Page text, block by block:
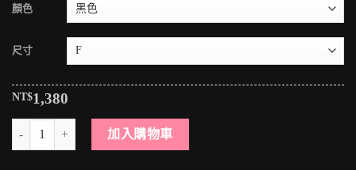
顏色
尺寸
NT$1,380
＊MINI PUNK LOLO＊日本龐克視覺-魔雰囲気の闇教使徒鉚釘鐵鏈
加入購物車